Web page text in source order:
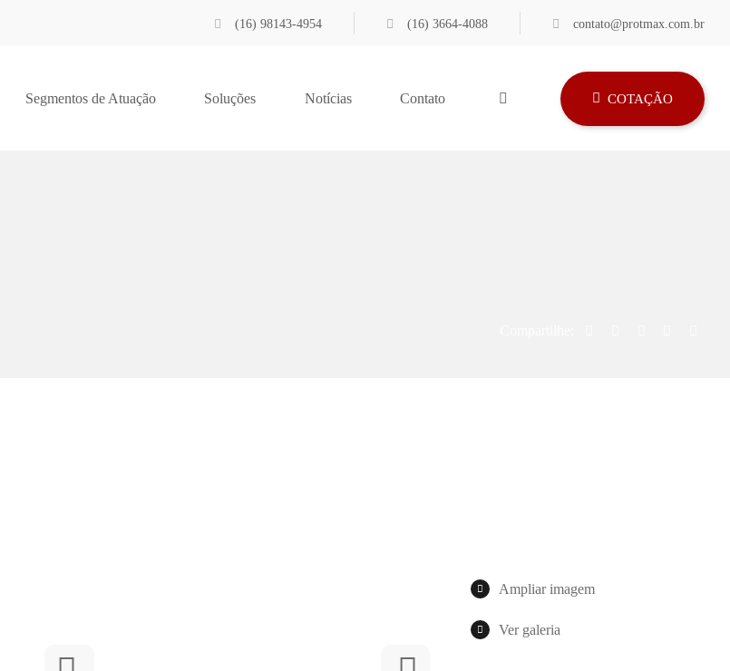
(16) 98143-4954 (16) 3664-4088 contato@protmax.com.br
Segmentos de Atuação Soluções Notícias Contato COTAÇÃO
Ampliar imagem
Ver galeria